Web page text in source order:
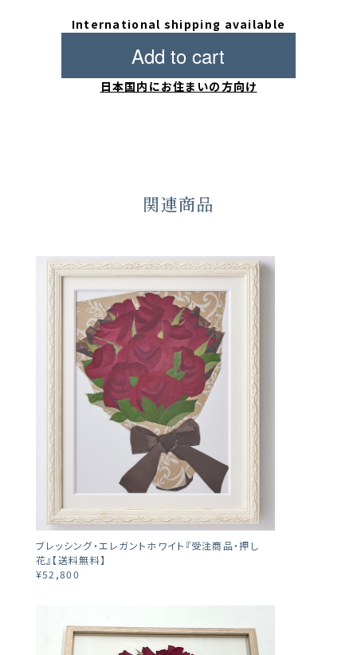
International shipping available
Add to cart
日本国内にお住まいの方向け
関連商品
ブレッシング・エレガントホワイト『受注商品・押し
花』【送料無料】
¥52,800